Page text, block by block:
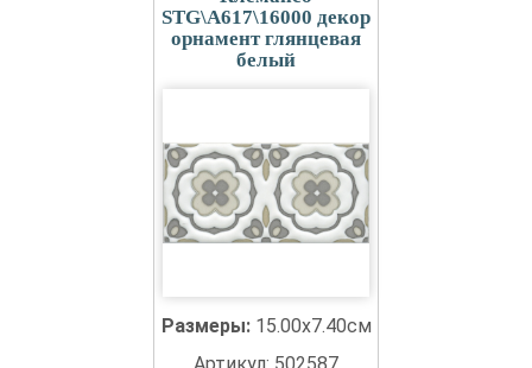
STG\A617\16000 декор
орнамент глянцевая
белый
Размеры: 15.00x7.40см